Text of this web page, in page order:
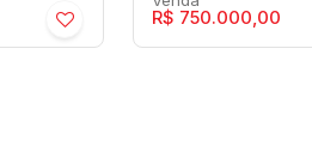
R$ 750.000,00